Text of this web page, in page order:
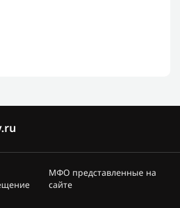
МФО представленные на
сайте